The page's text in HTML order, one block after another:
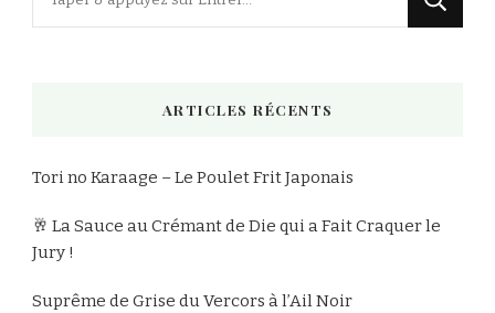
ARTICLES RÉCENTS
Tori no Karaage – Le Poulet Frit Japonais
🥂 La Sauce au Crémant de Die qui a Fait Craquer le
Jury !
Suprême de Grise du Vercors à l’Ail Noir